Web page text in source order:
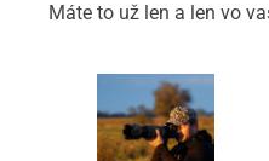
Máte to už len a len vo